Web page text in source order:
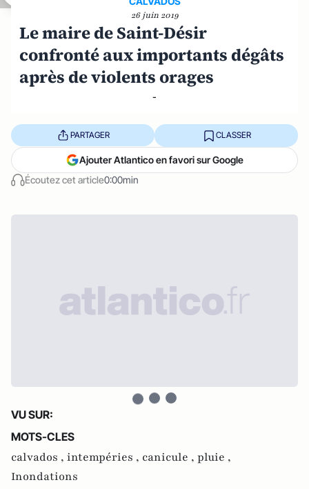
26 juin 2019
Le maire de Saint-Désir
confronté aux importants dégâts
après de violents orages
-
Écoutez cet article0:00min
PARTAGER CLASSER
Ajouter Atlantico en favori sur Google
VU SUR:
MOTS-CLES
calvados , intempéries , canicule , pluie ,
Inondations